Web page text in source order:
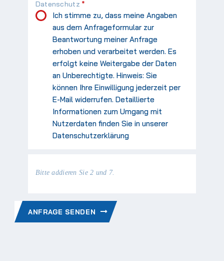
Pflichtfeld
Datenschutz *
Ich stimme zu, dass meine Angaben
aus dem Anfrageformular zur
Beantwortung meiner Anfrage
erhoben und verarbeitet werden. Es
erfolgt keine Weitergabe der Daten
an Unberechtigte. Hinweis: Sie
können Ihre Einwilligung jederzeit per
E-Mail widerrufen. Detaillierte
Informationen zum Umgang mit
Nutzerdaten finden Sie in unserer
Datenschutzerklärung
Bitte addieren Sie 2 und 7.
ANFRAGE SENDEN